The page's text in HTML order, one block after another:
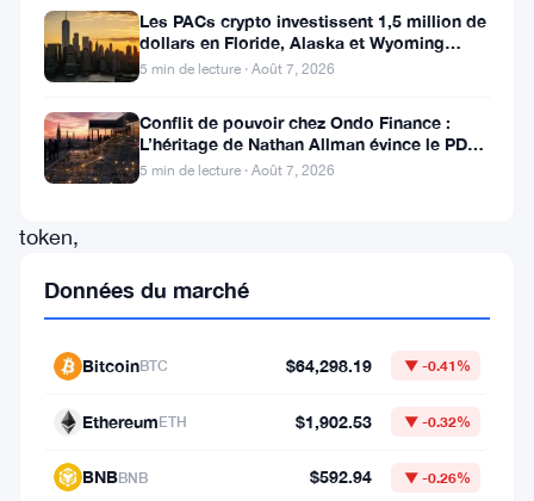
selon
les
données
CoinGecko.
token,
approche
communautaire
Les PACs crypto investissent 1,5 million de
dollars en Floride, Alaska et Wyoming
après un revers au Michigan
5 min de lecture · Août 7, 2026
Conflit de pouvoir chez Ondo Finance :
L’héritage de Nathan Allman évince le PDG
Ian De Bode le 24 juillet
5 min de lecture · Août 7, 2026
Données du marché
BitcoinBTC $64,298.19 ▼ -0.41%
EthereumETH $1,902.53 ▼ -0.32%
BNBBNB $592.94 ▼ -0.26%